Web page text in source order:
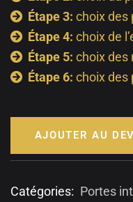
Étape 3: choix des
Étape 4: choix de
Étape 5: choix des
Étape 6: choix des
AJOUTER AU
Catégories: Portes